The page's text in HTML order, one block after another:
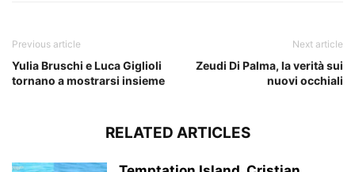
Previous article
Yulia Bruschi e Luca Giglioli
tornano a mostrarsi insieme
Next article
Zeudi Di Palma, la verità sui
nuovi occhiali
RELATED ARTICLES